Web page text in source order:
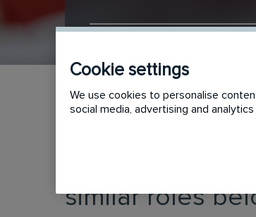
This vacancy
similar roles
Cookie settings
We use cookies to personalise
social media, advertising and